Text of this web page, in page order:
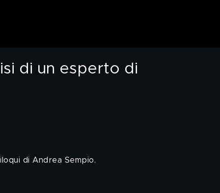
Garlasco, le pressioni
di un esperto di
di Andrea Sempio.